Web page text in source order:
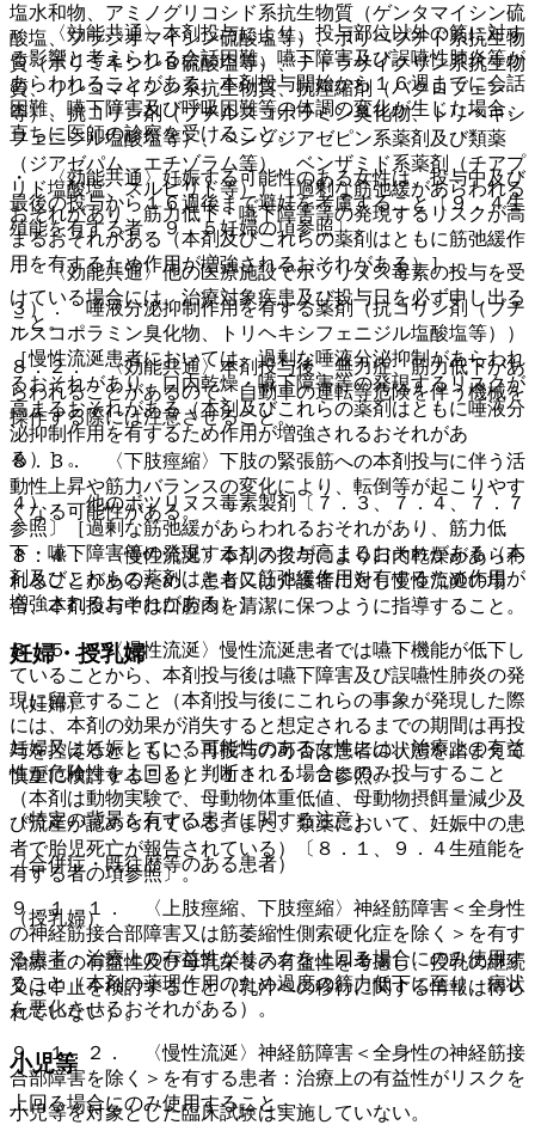
塩水和物、アミノグリコシド系抗生物質（ゲンタマイシン硫
酸塩、フラジオマイシン硫酸塩等）、ポリペプチド系抗生物
質（ポリミキシンＢ硫酸塩等）、テトラサイクリン系抗生物
質、リンコマイシン系抗生物質、抗痙縮剤（バクロフェン
等）、抗コリン剤（ブチルスコポラミン臭化物、トリヘキシ
フェニジル塩酸塩等）、ベンゾジアゼピン系薬剤及び類薬
（ジアゼパム、エチゾラム等）、ベンザミド系薬剤（チアプ
リド塩酸塩、スルピリド等））［過剰な筋弛緩があらわれる
おそれがあり、筋力低下・嚥下障害等の発現するリスクが高
まるおそれがある（本剤及びこれらの薬剤はともに筋弛緩作
用を有するため作用が増強されるおそれがある）］。
３）． 唾液分泌抑制作用を有する薬剤（抗コリン剤（ブチ
ルスコポラミン臭化物、トリヘキシフェニジル塩酸塩等））
［慢性流涎患者においては、過剰な唾液分泌抑制があらわれ
るおそれがあり、口内乾燥・嚥下障害等の発現するリスクが
高まるおそれがある（本剤及びこれらの薬剤はともに唾液分
泌抑制作用を有するため作用が増強されるおそれがあ
る）］。
４）． 他のボツリヌス毒素製剤〔７．３、７．４、７．７
参照〕［過剰な筋弛緩があらわれるおそれがあり、筋力低
下・嚥下障害等の発現するリスクが高まるおそれがある（本
剤及びこれらの薬剤はともに筋弛緩作用を有するため作用が
増強されるおそれがある）］。
妊婦・授乳婦
（妊婦）
妊婦又は妊娠している可能性のある女性には、治療上の有益
性が危険性を上回ると判断される場合にのみ投与すること
（本剤は動物実験で、母動物体重低値、母動物摂餌量減少及
び流産が認められている。また、類薬において、妊娠中の患
者で胎児死亡が報告されている）〔８．１、９．４生殖能を
有する者の項参照〕。
（授乳婦）
治療上の有益性及び母乳栄養の有益性を考慮し、授乳の継続
又は中止を検討すること（乳汁への移行に関する情報は得ら
れていない）。
小児等
小児等を対象とした臨床試験は実施していない。
・ 〈効能共通〉本剤投与により、投与部位以外の筋に対す
る影響と考えられる会話困難、嚥下障害及び誤嚥性肺炎等が
あらわれることがある。本剤投与開始から１６週までに会話
困難、嚥下障害及び呼吸困難等の体調の変化が生じた場合、
直ちに医師の診察を受けること。
・ 〈効能共通〉妊娠する可能性のある女性は、投与中及び
最後の投与から１６週後まで避妊を考慮すること〔９．４生
殖能を有する者、９．５妊婦の項参照〕。
・ 〈効能共通〉他の医療施設でボツリヌス毒素の投与を受
けている場合には、治療対象疾患及び投与日を必ず申し出る
こと。
８．２． 〈効能共通〉本剤投与後、無力症、筋力低下があ
らわれることがあるので、自動車の運転等危険を伴う機械を
操作する際には注意させること。
８．３． 〈下肢痙縮〉下肢の緊張筋への本剤投与に伴う活
動性上昇や筋力バランスの変化により、転倒等が起こりやす
くなる可能性がある。
８．４． 〈慢性流涎〉本剤の投与により口内乾燥があらわ
れることがあるため、患者又は介護者に対し慢性流涎の場
合、本剤投与中は口腔内を清潔に保つように指導すること。
８．５． 〈慢性流涎〉慢性流涎患者では嚥下機能が低下し
ていることから、本剤投与後は嚥下障害及び誤嚥性肺炎の発
現に留意すること（本剤投与後にこれらの事象が発現した際
には、本剤の効果が消失すると想定されるまでの期間は再投
与を控えるとともに、再投与の可否は患者の状態を踏まえて
慎重に検討すること）〔１１．１．２参照〕。
（特定の背景を有する患者に関する注意）
（合併症・既往歴等のある患者）
９．１．１． 〈上肢痙縮、下肢痙縮〉神経筋障害＜全身性
の神経筋接合部障害又は筋萎縮性側索硬化症を除く＞を有す
る患者：治療上の有益性がリスクを上回る場合にのみ使用す
ること（本剤の薬理作用のため過度の筋力低下に至り、病状
を悪化させるおそれがある）。
９．１．２． 〈慢性流涎〉神経筋障害＜全身性の神経筋接
合部障害を除く＞を有する患者：治療上の有益性がリスクを
上回る場合にのみ使用すること。